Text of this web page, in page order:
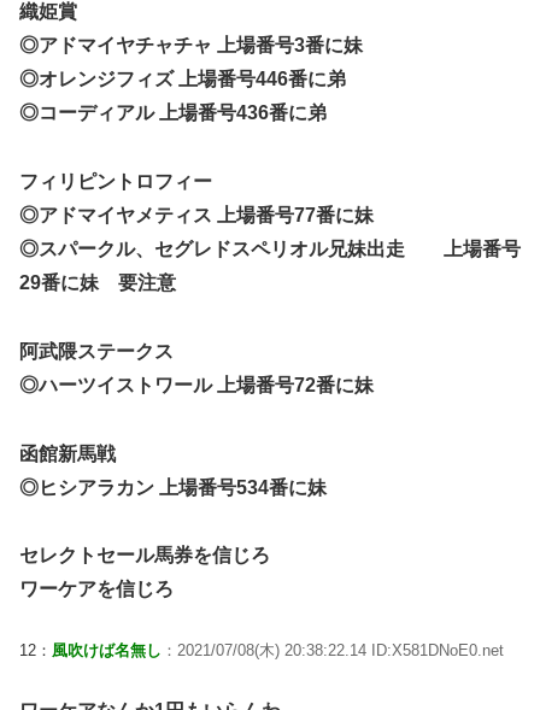
織姫賞
◎アドマイヤチャチャ 上場番号3番に妹
◎オレンジフィズ 上場番号446番に弟
◎コーディアル 上場番号436番に弟
フィリピントロフィー
◎アドマイヤメティス 上場番号77番に妹
◎スパークル、セグレドスペリオル兄妹出走 上場番号
29番に妹 要注意
阿武隈ステークス
◎ハーツイストワール 上場番号72番に妹
函館新馬戦
◎ヒシアラカン 上場番号534番に妹
セレクトセール馬券を信じろ
ワーケアを信じろ
12： 風吹けば名無し ：2021/07/08(木) 20:38:22.14 ID:X581DNoE0.net